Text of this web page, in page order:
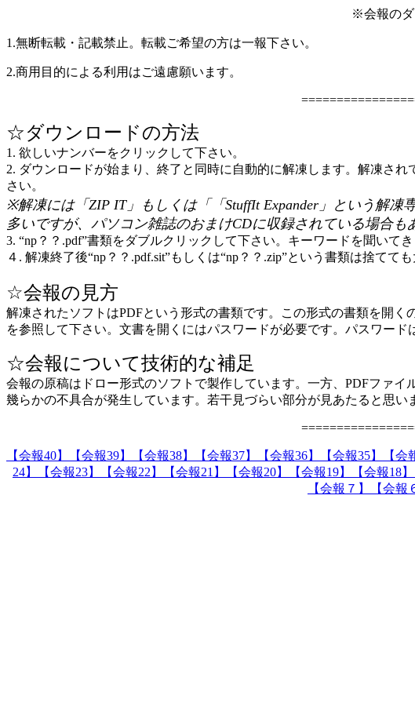
※会報のダ
1.無断転載・記載禁止。転載ご希望の方は一報下さい。
2.商用目的による利用はご遠慮願います。
☆ダウンロードの方法
1. 欲しいナンバーをクリックして下さい。
2. ダウンロードが始まり、終了と同時に自動的に解凍します。解凍さ
さい。
※解凍には「ZIP IT」もしくは「「StuffIt Expander」という解
多いですが、パソコン雑誌のおまけCDに収録されている場合も
3. “np？？.pdf”書類をダブルクリックして下さい。キーワードを聞いて
４. 解凍終了後“np？？.pdf.sit”もしくは“np？？.zip”という書類は捨てても
☆会報の見方
解凍されたソフトはPDFという形式の書類です。この形式の書類を開
を参照して下さい。文書を開くにはパスワードが必要です。パスワー
☆会報について技術的な補足
会報の原稿はドロー形式のソフトで製作しています。一方、PDFファ
幾らかの不具合が発生しています。若干見づらい部分が見あたると思い
【会報40】 【会報39】 【会報38】 【会報37】 【会報36】 【会報35】 【会
24】
【会報23】 【会報22】 【会報21】 【会報20】 【会報19】 【会報18】
【会報７】
【会報